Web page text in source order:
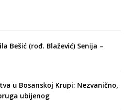
Bešić (rođ. Blažević) Senija –
u Bosanskoj Krupi: Nezvanično,
ubijenog